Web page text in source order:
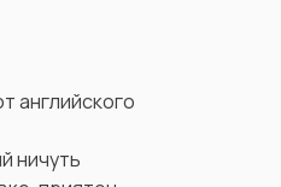
английского
ничуть